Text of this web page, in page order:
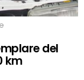
del
km